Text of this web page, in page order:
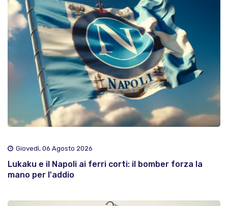
Giovedì, 06 Agosto 2026
Lukaku e il Napoli ai ferri corti: il bomber forza la
mano per l'addio